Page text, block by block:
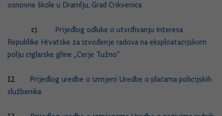
osnovne škole u Dramlju, Grad Crikvenica
c) Prijedlog odluke o utvrđivanju interesa
Republike Hrvatske za izvođenje radova na eksploatacijskom
polju ciglarske gline „Cerje Tužno“
12. Prijedlog uredbe o izmjeni Uredbe o plaćama policijskih
službenika